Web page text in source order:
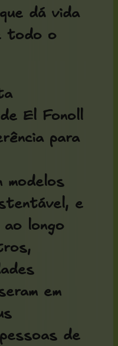
dá vida
todo o
El Fonoll
para
modelos
e
ao longo
em
de